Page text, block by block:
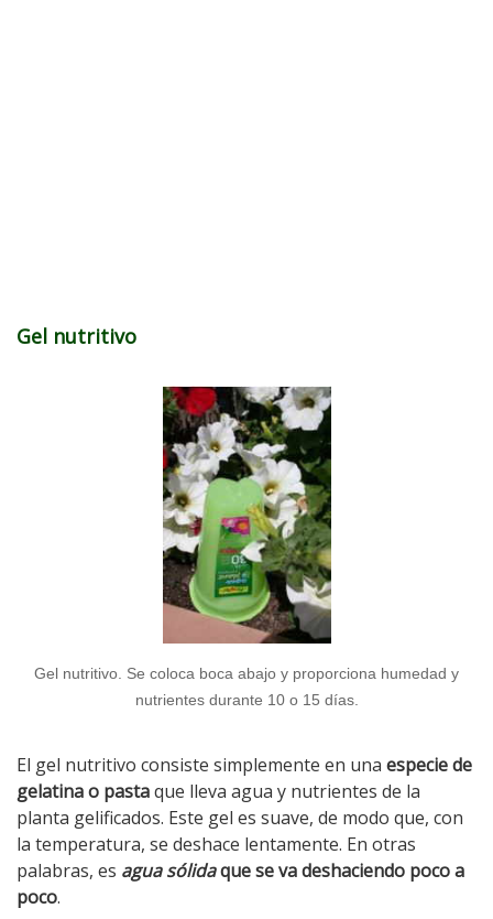
Gel nutritivo
Gel nutritivo. Se coloca boca abajo y proporciona humedad y
nutrientes durante 10 o 15 días.
El gel nutritivo consiste simplemente en una especie de
gelatina o pastaque lleva agua y nutrientes de la
planta gelificados. Este gel es suave, de modo que, con
la temperatura, se deshace lentamente. En otras
palabras, es agua sólidaque se va deshaciendo poco a
poco.